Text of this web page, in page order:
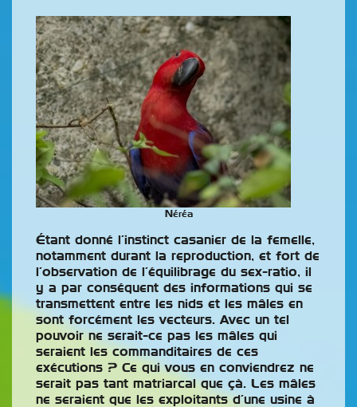
Néréa
Étant donné l’instinct casanier de la femelle,
notamment durant la reproduction, et fort de
l’observation de l’équilibrage du sex-ratio, il
y a par conséquent des informations qui se
transmettent entre les nids et les mâles en
sont forcément les vecteurs. Avec un tel
pouvoir ne serait-ce pas les mâles qui
seraient les commanditaires de ces
exécutions ? Ce qui vous en conviendrez ne
serait pas tant matriarcal que çà. Les mâles
ne seraient que les exploitants d’une usine à